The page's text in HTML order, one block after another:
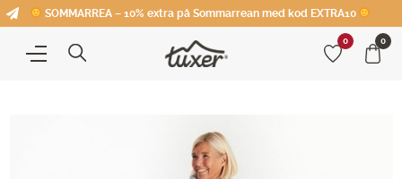
SOMMARREA – 10% extra på Sommarrean med kod EXTRA10
0 0